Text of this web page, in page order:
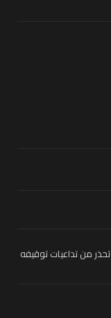
من تداعيات توقيفه